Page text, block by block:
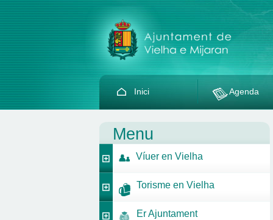
Inici Agenda
Menu
Víuer en Vielha
Torisme en Vielha
Er Ajuntament